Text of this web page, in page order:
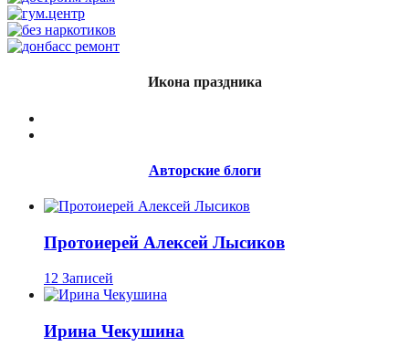
Икона праздника
Авторские блоги
Протоиерей Алексей Лысиков
12 Записей
Ирина Чекушина